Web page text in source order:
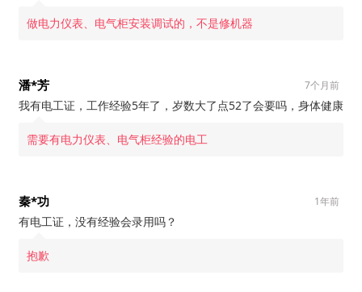
做电力仪表、电气柜安装调试的，不是修机器
潘*芳
我有电工证，工作经验5年了，岁数大了点52了会要吗，身体健康
需要有电力仪表、电气柜经验的电工
7个月前
秦*功
有电工证，没有经验会录用吗？
抱歉
1年前